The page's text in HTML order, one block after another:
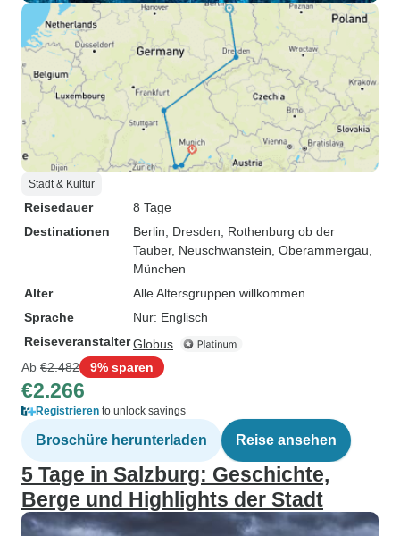
Stadt & Kultur
Reisedauer
8 Tage
Destinationen
Berlin , Dresden , Rothenburg ob der
Tauber, Neuschwanstein , Oberammergau
München
Alter
Alle Altersgruppen willkommen
Sprache
Nur: Englisch
ReiseveranstalterGlobus
Ab €2.482 9% sparen
€2.266
Registrieren to unlock savings
Broschüre herunterladen Reise ansehen
5 Tage in Salzburg: Geschichte,
Berge und Highlights der Stadt